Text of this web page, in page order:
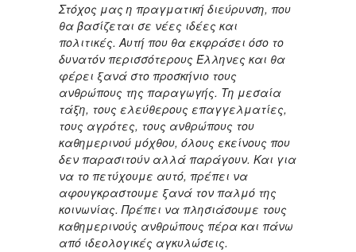
Στόχος μας η πραγματική διεύρυνση, που
θα βασίζεται σε νέες ιδέες και
πολιτικές. Αυτή που θα εκφράσει όσο το
δυνατόν περισσότερους Έλληνες και θα
φέρει ξανά στο προσκήνιο τους
ανθρώπους της παραγωγής. Τη μεσαία
τάξη, τους ελεύθερους επαγγελματίες,
τους αγρότες, τους ανθρώπους του
καθημερινού μόχθου, όλους εκείνους που
δεν παρασιτούν αλλά παράγουν. Και για
να το πετύχουμε αυτό, πρέπει να
αφουγκραστουμε ξανά τον παλμό της
κοινωνίας. Πρέπει να πλησιάσουμε τους
καθημερινούς ανθρώπους πέρα και πάνω
από ιδεολογικές αγκυλώσεις.